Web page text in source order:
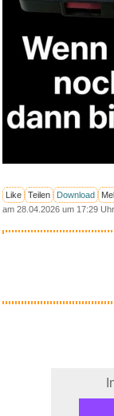
Like Teilen Download
am 28.04.2026 um 17:29 Uhr